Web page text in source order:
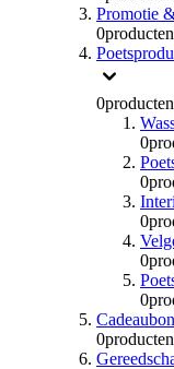
Promotie
0
0
0
0
0
0
0
0